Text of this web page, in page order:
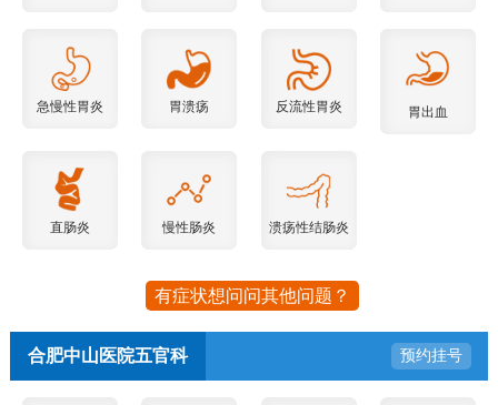
急慢性胃炎 胃溃疡 反流性胃炎 胃出血
直肠炎 慢性肠炎 溃疡性结肠炎
有症状想问问其他问题？
合肥中山医院五官科 预约挂号